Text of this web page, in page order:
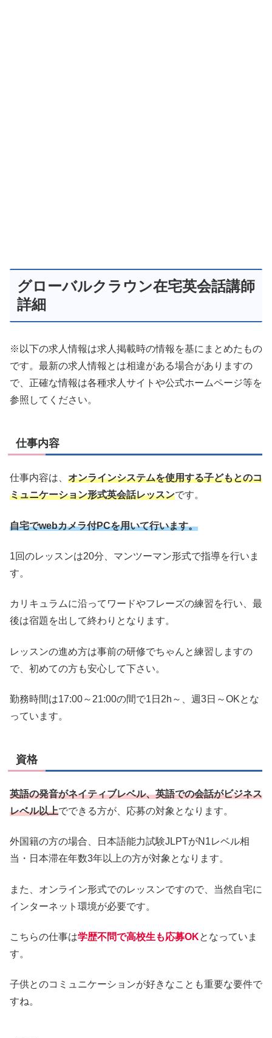
グローバルクラウン在宅英会話講師
詳細
※以下の求人情報は求人掲載時の情報を基にまとめたもの
です。最新の求人情報とは相違がある場合がありますの
で、正確な情報は各種求人サイトや公式ホームページ等を
参照してください。
仕事内容
仕事内容は、 オンラインシステムを使用する子どもとのコ
ミュニケーション形式英会話レッスンです。
自宅でwebカメラ付PCを用いて行います。
1回のレッスンは20分、マンツーマン形式で指導を行いま
す。
カリキュラムに沿ってワードやフレーズの練習を行い、最
後は宿題を出して終わりとなります。
レッスンの進め方は事前の研修でちゃんと練習しますの
で、初めての方も安心して下さい。
勤務時間は17:00～21:00の間で1日2h～、週3日～OKとな
っています。
資格
英語の発音がネイティブレベル、英語での会話がビジネス
レベル以上でできる方が、応募の対象となります。
外国籍の方の場合、日本語能力試験JLPTがN1レベル相
当・日本滞在年数3年以上の方が対象となります。
また、オンライン形式でのレッスンですので、当然自宅に
インターネット環境が必要です。
こちらの仕事は学歴不問で高校生も応募OKとなっていま
す。
子供とのコミュニケーションが好きなことも重要な要件で
すね。